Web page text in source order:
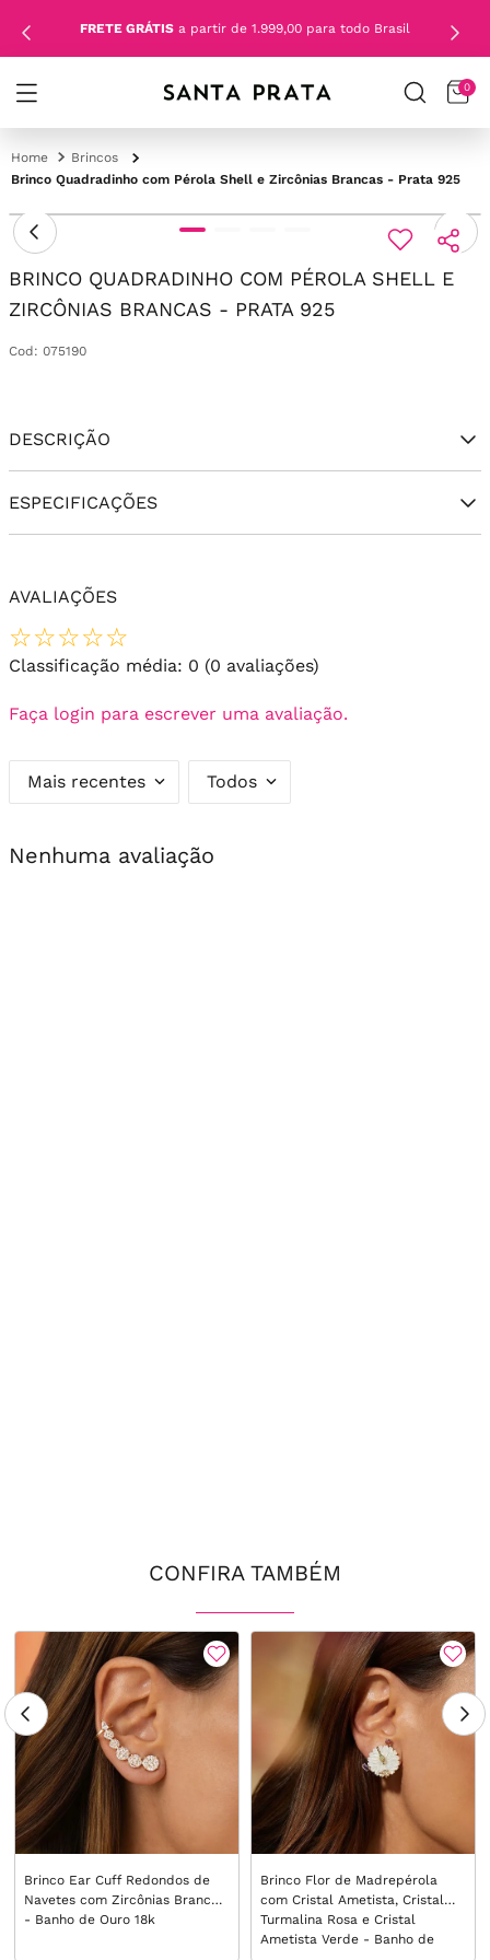
FRETE GRÁTIS a partir de 1.999,00 para todo Brasil
0
Brincos
Brinco Quadradinho com Pérola Shell e Zircônias Brancas - Prata 925
BRINCO QUADRADINHO COM PÉROLA SHELL E
ZIRCÔNIAS BRANCAS - PRATA 925
Cod : 075190
DESCRIÇÃO
ESPECIFICAÇÕES
AVALIAÇÕES
☆☆☆☆☆
Classificação média: 0 (0 avaliações)
Faça login para escrever uma avaliação.
Mais recentes Todos
Nenhuma avaliação
CONFIRA TAMBÉM
Brinco Ear Cuff Redondos de
Navetes com Zircônias Brancas
- Banho de Ouro 18k
Brinco Flor de Madrepérola
com Cristal Ametista, Cristal
Turmalina Rosa e Cristal
Ametista Verde - Banho de